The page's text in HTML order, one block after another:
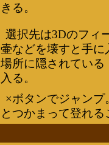
きる。
選択先は3Dのフィ
壷などを壊すと手
場所に隠されてい
入る。
×ボタンでジャン
とつかまって登れ